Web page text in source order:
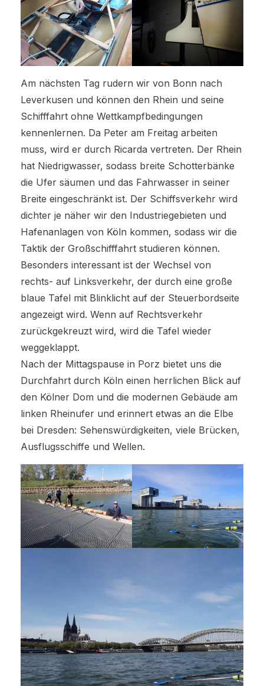
Am nächsten Tag rudern wir von Bonn nach
Leverkusen und können den Rhein und seine
Schifffahrt ohne Wettkampfbedingungen
kennenlernen. Da Peter am Freitag arbeiten
muss, wird er durch Ricarda vertreten. Der Rhein
hat Niedrigwasser, sodass breite Schotterbänke
die Ufer säumen und das Fahrwasser in seiner
Breite eingeschränkt ist. Der Schiffsverkehr wird
dichter je näher wir den Industriegebieten und
Hafenanlagen von Köln kommen, sodass wir die
Taktik der Großschifffahrt studieren können.
Besonders interessant ist der Wechsel von
rechts- auf Linksverkehr, der durch eine große
blaue Tafel mit Blinklicht auf der Steuerbordseite
angezeigt wird. Wenn auf Rechtsverkehr
zurückgekreuzt wird, wird die Tafel wieder
weggeklappt.
Nach der Mittagspause in Porz bietet uns die
Durchfahrt durch Köln einen herrlichen Blick auf
den Kölner Dom und die modernen Gebäude am
linken Rheinufer und erinnert etwas an die Elbe
bei Dresden: Sehenswürdigkeiten, viele Brücken,
Ausflugsschiffe und Wellen.